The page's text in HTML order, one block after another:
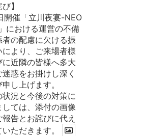
】
開催「立川夜宴-NEO
における運営の不備
者の配慮に欠ける振
により、ご来場者様
に近隣の皆様へ多大
迷惑をお掛けし深く
し上げます。
状況と今後の対策に
しては、添付の画像
報告とお詫びに代え
ただきます。